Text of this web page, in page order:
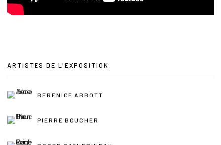
ARTISTES DE L'EXPOSITION
BERENICE ABBOTT
PIERRE BOUCHER